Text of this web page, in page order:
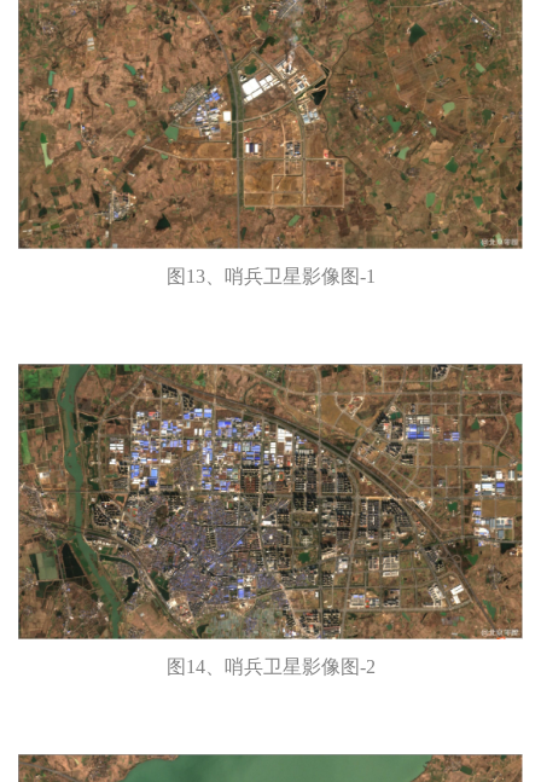
图13、哨兵卫星影像图-1
图14、哨兵卫星影像图-2